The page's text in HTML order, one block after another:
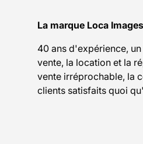
La marque Loca Images
40 ans d'expérience,
vente, la location et la
vente irréprochable, la
clients satisfaits quoi